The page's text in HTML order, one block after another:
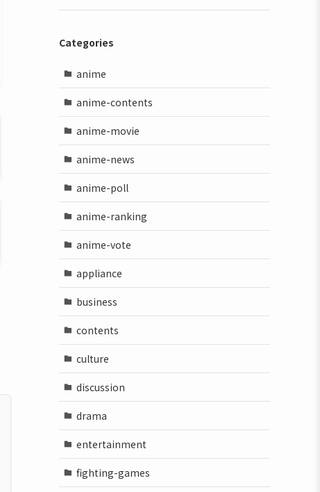
Categories
anime
anime-contents
anime-movie
anime-news
anime-poll
anime-ranking
anime-vote
appliance
business
contents
culture
discussion
drama
entertainment
fighting-games